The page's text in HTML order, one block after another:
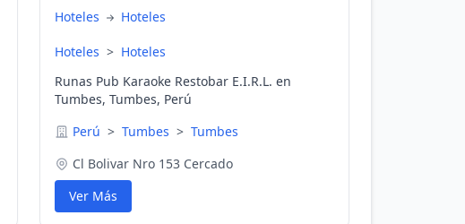
Hoteles Hoteles
Hoteles > Hoteles
Runas Pub Karaoke Restobar E.I.R.L. en
Tumbes, Tumbes, Perú
Perú > Tumbes > Tumbes
Cl Bolivar Nro 153 Cercado
Ver Más